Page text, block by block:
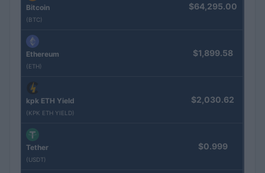
Bitcoin
(BTC)
$64,295.00
Ethereum
(ETH)
$1,899.58
kpk ETH Yield
(KPK ETH YIELD)
$2,030.62
Tether
(USDT)
$0.999